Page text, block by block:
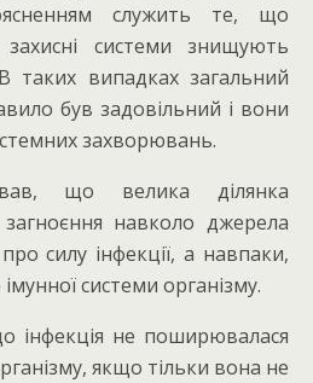
служить те, що
системи знищують
таких випадках загальний
був задовільний і вони
захворювань.
що велика ділянка
загноєння навколо джерела
силу інфекції, а навпаки,
системи організму.
інфекція не поширювалася
якщо тільки вона не